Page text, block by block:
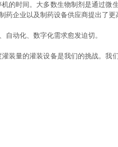
时间。大多数生物制剂是通过微
企业以及制药设备供应商提出了更
动化、数字化需求愈发迫切。
量的灌装设备是我们的挑战。我